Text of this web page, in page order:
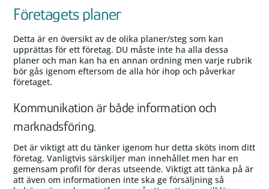
Företagets planer
Detta är en översikt av de olika planer/steg som kan
upprättas för ett företag. DU måste inte ha alla dessa
planer och man kan ha en annan ordning men varje rubrik
bör gås igenom eftersom de alla hör ihop och påverkar
företaget.
Kommunikation är både information och
marknadsföring.
Det är viktigt att du tänker igenom hur detta sköts inom ditt
företag. Vanligtvis särskiljer man innehållet men har en
gemensam profil för deras utseende. Viktigt att tänka på är
att även om informationen inte ska ge försäljning så